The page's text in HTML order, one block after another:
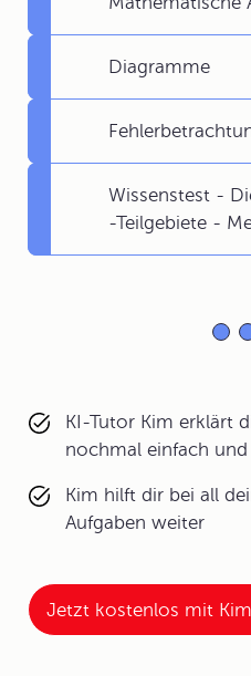
Diagramme
Wissenstest -
-Teilgebiete -
KI-Tutor Kim erklärt
nochmal einfach
Kim hilft dir bei all
Aufgaben weiter
Jetzt kostenlos mit